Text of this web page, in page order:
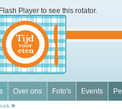
Player to see this rotator.
Over ons Foto's Events
»